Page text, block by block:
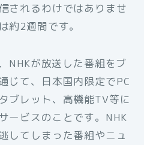
されるわけではありませ
約2週間です。
NHKが放送した番組をブ
じて、日本国内限定でPC
ブレット、高機能TV等に
ービスのことです。NHK
してしまった番組やニュ